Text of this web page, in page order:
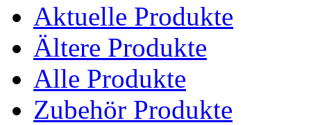
Aktuelle Produkte
Ältere Produkte
Alle Produkte
Zubehör Produkte